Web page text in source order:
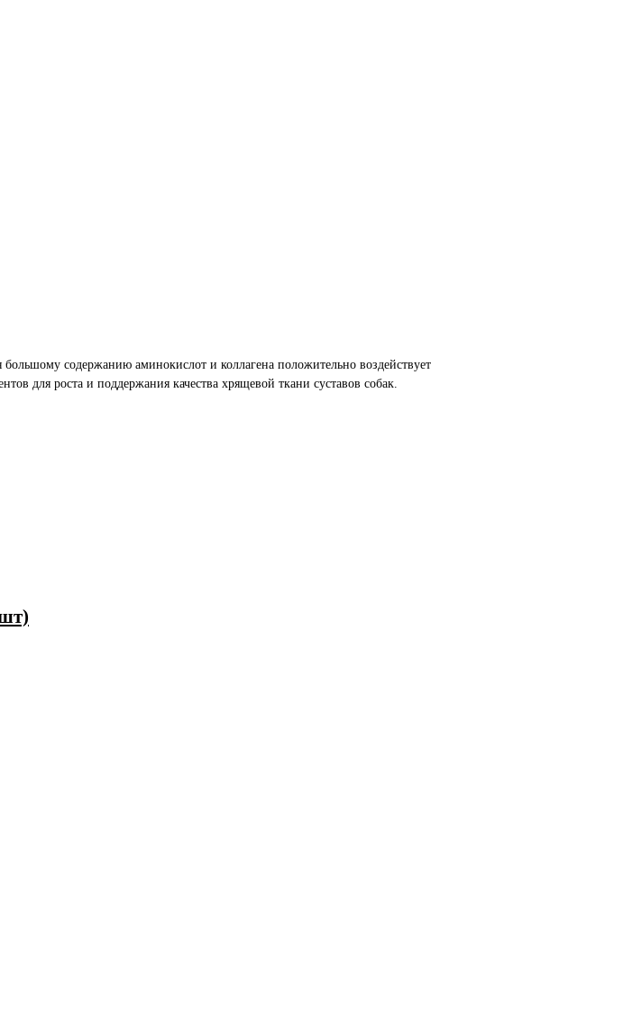
содержанию аминокислот и коллагена положительно воздействует
для роста и поддержания качества хрящевой ткани суставов собак.